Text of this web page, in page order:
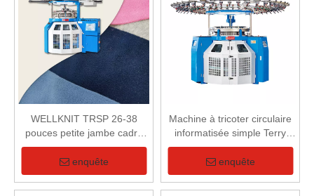
WELLKNIT TRSP 26-38
pouces petite jambe cadre
simple éponge circulaire
machine à tricoter pour tissu
éponge
enquête
Machine à tricoter circulaire
informatisée simple Terry
Jacquard
enquête